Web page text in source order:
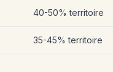
40-50% territoire
35-45% territoire